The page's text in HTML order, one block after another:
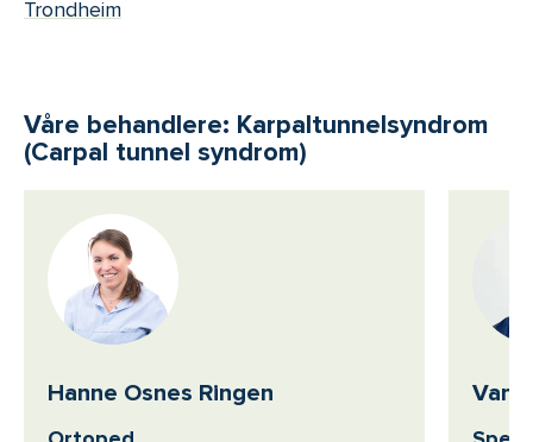
Trondheim
Våre behandlere: Karpaltunnelsyndrom
(Carpal tunnel syndrom)
Hanne Osnes Ringen